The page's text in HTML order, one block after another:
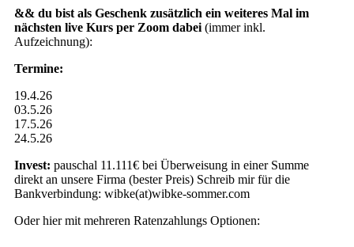
&& du bist als Geschenk zusätzlich ein weiteres Mal im
nächsten live Kurs per Zoom dabei (immer inkl.
Aufzeichnung):
Termine:
19.4.26
03.5.26
17.5.26
24.5.26
Invest: pauschal 11.111€ bei Überweisung in einer Summe
direkt an unsere Firma (bester Preis) Schreib mir für die
Bankverbindung: wibke(at)wibke-sommer.com
Oder hier mit mehreren Ratenzahlungs Optionen: